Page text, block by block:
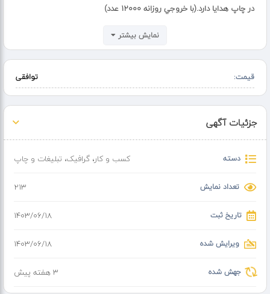
در چاپ هدايا دارد.(با خروجي روزانه 12000 عدد)
نیوچاپ قادر است بج هاي بسيار زيبايي در ابعاد زير توليد نمايد :
قالب پيکسل - بج 44 ميليمتر
قالب پيکسل - بج 58 ميليمتر
قالب پيکسل - بج 75 ميليمتر
براي آگاهي از قيمت ها و نحوه سفارش با ما تماس بگيريد .
نمایش بیشتر
قیمت: توافقی
جزئیات آگهی
دسته کسب و کار،گرافیک، تبلیغات و چاپ
تعداد نمایش 213
تاریخ ثبت ۱۴۰۳/۰۶/۱۸
ویرایش شده ۱۴۰۳/۰۶/۱۸
جهش شده 3 هفته پیش